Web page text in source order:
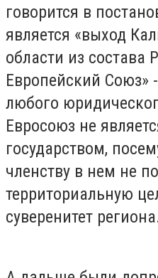
говорится в
является «выход
области из состава
Европейский
любого
Евросоюз не
государством,
членству в нем не
территориальную
суверенитет